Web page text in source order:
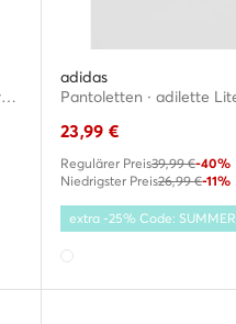
CEOWB-WP80-26006 · Wassersportschuhe
adidas
23,99 €
Regulärer Preis39,99 €-40%
Niedrigster Preis26,99 €-11%
extra -25% Code: SUMMER